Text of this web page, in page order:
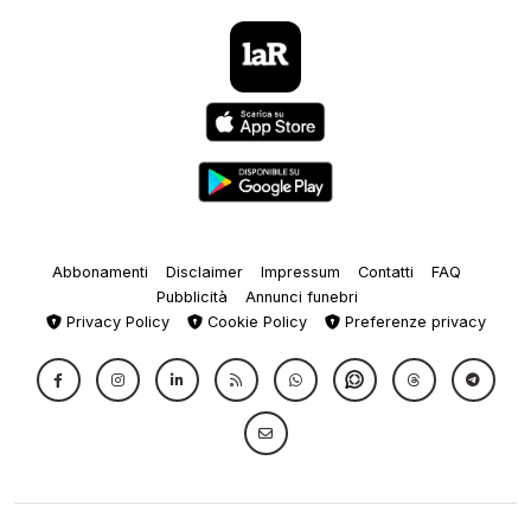
Abbonamenti Disclaimer Impressum Contatti
FAQ
Pubblicità
Annunci funebri
Privacy Policy
Cookie Policy Preferenze privacy